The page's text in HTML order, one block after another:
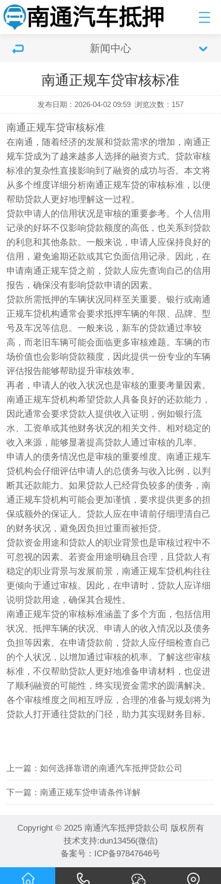
新闻中心
南通正规车贷审核标准
发布日期：2026-04-02 09:59 浏览次数： 157
南通正规车贷审核标准
在南通，随着经济的发展和贷款需求的增加，南通正
规车贷成为了越来越多人选择的融资方式。贷款审核
标准的复杂性直接影响到了融资的成功与否。本文将
从多个维度详细分析南通正规车贷的审核标准，以便
帮助贷款人更好地理解这一过程。
贷款申请人的信用状况是审核的重要参考。个人信用
记录的好坏不仅影响贷款额度的高低，也关系到贷款
的利息和其他条款。一般来说，申请人应保持良好的
信用，避免逾期还款或其它负面信用记录。因此，在
申请南通正规车贷之前，贷款人应先查询自己的信用
报告，确保没有影响贷款申请的因素。
贷款所需抵押的车辆状况同样至关重要。银行或南通
正规车贷机构通常会要求抵押车辆的年限、品牌、型
号及车况等信息。一般来说，新车的贷款通过率较
高，而老旧车辆可能会面临更多审核难题。车辆的市
场价值也会影响贷款额度，因此提供一份专业的车辆
评估报告能够帮助提升审核效率。
再者，申请人的收入状况也是审核的重要考量因素。
南通正规车贷机构希望贷款人具备良好的还款能力，
因此通常会要求贷款人提供收入证明，例如银行流
水、工资单或其他财务状况的相关文件。相对稳定的
收入来源，能够显著提高贷款人通过审核的几率。
申请人的债务情况也是审核的重要维度。南通正规车
贷机构会仔细评估申请人的总债务与收入比例，以判
断其还款能力。如果贷款人已经背负较多的债务，南
通正规车贷机构可能会更加谨慎，要求提供更多的担
保或额外的保证人。贷款人应在申请前仔细理清自己
的财务状况，避免因负担过重而被拒贷。
贷款资金用途和贷款人的职业背景也是审核过程中不
可忽视的因素。若资金用途明确且合理，且贷款人有
稳定的职业背景与发展前景，南通正规车贷机构往往
更倾向于通过审核。因此，在申请时，贷款人应详细
说明贷款用途，确保其合规性。
南通正规车贷的审核标准涵盖了多个方面，包括信用
状况、抵押车辆的状况、申请人的收入情况以及债务
负担等因素。在申请贷款前，贷款人应仔细检查自己
的个人状况，以增加通过审核的机率。了解这些审核
标准，不仅帮助贷款人更好地准备申请材料，也促进
了顺利融资的可能性，终实现资金需求的圆满解决。
各个审核维度之间相互呼应，合理的准备与规划将为
贷款人打开通往贷款的门径，助力其实现财务目标。
上一篇：如何选择靠谱的南通汽车抵押贷款公司
下一篇：南通正规车贷申请条件详解
Copyright © 2025 南通汽车抵押贷款公司 版权所有
技术支持:dun13456(微信)
备案号： ICP备97847646号